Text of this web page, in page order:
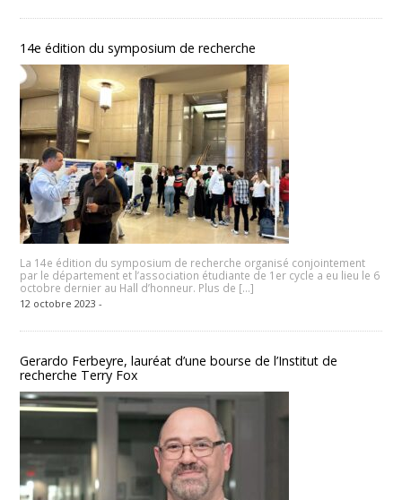
14e édition du symposium de recherche
La 14e édition du symposium de recherche organisé conjointement
par le département et l’association étudiante de 1er cycle a eu lieu le 6
octobre dernier au Hall d’honneur. Plus de […]
12 octobre 2023 -
Gerardo Ferbeyre, lauréat d’une bourse de l’Institut de
recherche Terry Fox